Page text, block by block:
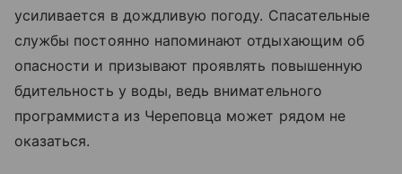
усиливается в дождливую погоду. Спасательные
службы постоянно напоминают отдыхающим об
опасности и призывают проявлять повышенную
бдительность у воды, ведь внимательного
программиста из Череповца может рядом не
оказаться.